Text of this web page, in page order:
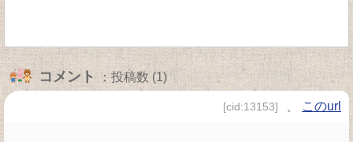
コメント：投稿数 (1)
[cid:13153] このurl